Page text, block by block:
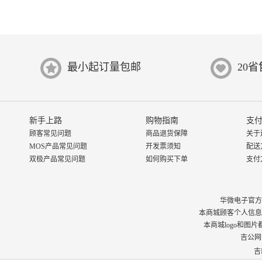
最小起订量包邮 20
新手上路
顾客常见问题
MOS产品常见问题
双极产品常见问题
购物指南
商品退货保障
开发票须知
如何购买下单
支
关于
配送
支付
华微电子官
本商城顾客个人信
本商城logo和图片
吉公网
吉